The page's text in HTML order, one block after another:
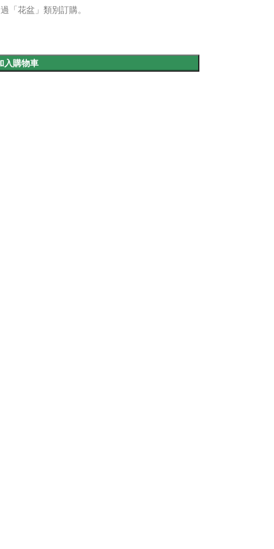
「花盆」類別訂購。
入購物車